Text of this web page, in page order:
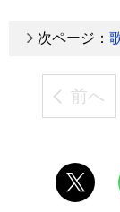
次ページ：
前へ